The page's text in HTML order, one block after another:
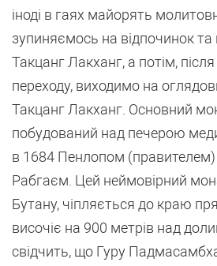
іноді в гаях майорять
зупиняємось на відпочинок та
Такцанг Лакханг, а потім,
переходу, виходимо на
Такцанг Лакханг. Основний
побудований над печерою
в 1684 Пенлопом (правителем)
Рабгаєм. Цей неймовірний
Бутану, чіпляється до краю
височіє на 900 метрів над
свідчить, що Гуру